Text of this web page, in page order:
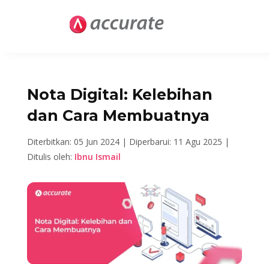
Nota Digital: Kelebihan
dan Cara Membuatnya
Diterbitkan: 05 Jun 2024 | Diperbarui: 11 Agu 2025 |
Ditulis oleh: Ibnu Ismail